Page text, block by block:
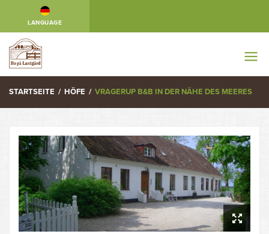
LANGUAGE
STARTSEITE / HÖFE / VRAGERUP B&B IN DER NÄHE DES MEERES